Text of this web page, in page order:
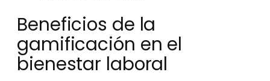
Beneficios de la
gamificación en el
bienestar laboral